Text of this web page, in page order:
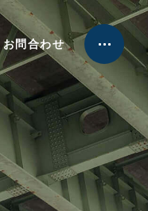
お問合わせ